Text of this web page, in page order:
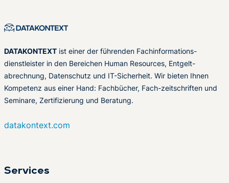
DATAKONTEXT ist einer der führenden Fachinformations-
dienstleister in den Bereichen Human Resources, Entgelt-
abrechnung, Datenschutz und IT-Sicherheit. Wir bieten Ihnen
Kompetenz aus einer Hand: Fachbücher, Fach-zeitschriften und
Seminare, Zertifizierung und Beratung.
datakontext.com
Services